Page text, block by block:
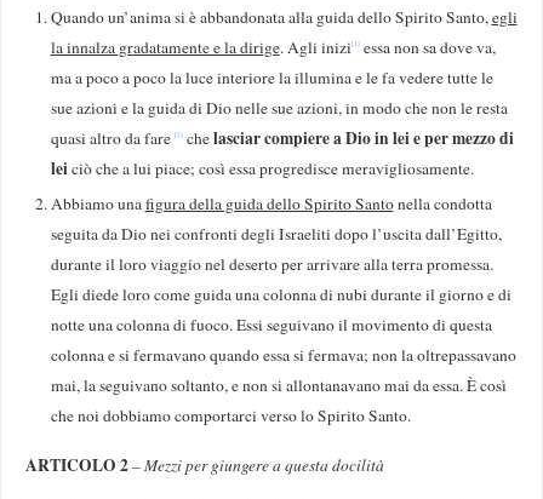
Quando un’anima si è abbandonata alla guida dello Spirito Santo,egli
la innalza gradatamente e la dirige. Agli inizi[1]essa non sa dove va,
ma a poco a poco la luce interiore la illumina e le fa vedere tutte le
sue azioni e la guida di Dio nelle sue azioni, in modo che non le resta
quasi altro da fare [2]chelasciar compiere a Dio in lei e per mezzo di
leiciò che a lui piace; così essa progredisce meravigliosamente.
Abbiamo unafigura della guida dello Spirito Santonella condotta
seguita da Dio nei confronti degli Israeliti dopo l’uscita dall’Egitto,
durante il loro viaggio nel de­serto per arrivare alla terra promessa.
Egli diede loro come guida una colonna di nubi durante il giorno e di
notte una colonna di fuoco. Essi seguivano il movimento di questa
colonna e si fermavano quando essa si fermava; non la oltrepassavano
mai, la seguivano soltanto, e non si allontanavano mai da essa. È così
che noi dobbiamo comportarci verso lo Spirito Santo.
ARTICOLO 2– Mezzi per giungere a questa docilità